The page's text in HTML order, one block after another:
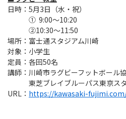
日時：5月3日（水・祝）
① 9:00～10:20
②10:30～11:50
場所：富士通スタジアム川崎
対象：小学生
定員：各回50名
講師：川崎市ラグビーフットボール
東芝ブレイブルーパス東京ス
URL： https://kawasaki-